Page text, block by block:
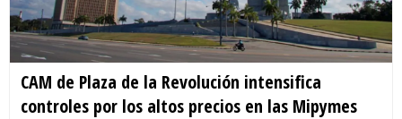
CAM de Plaza de la Revolución intensifica
controles por los altos precios en las Mipymes